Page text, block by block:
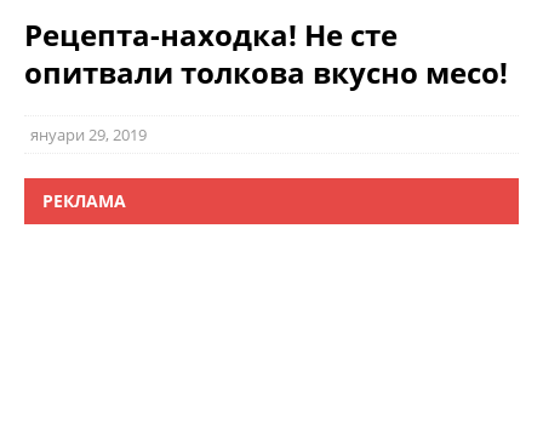
Рецепта-находка! Не сте
опитвали толкова вкусно месо!
януари 29, 2019
РЕКЛАМА